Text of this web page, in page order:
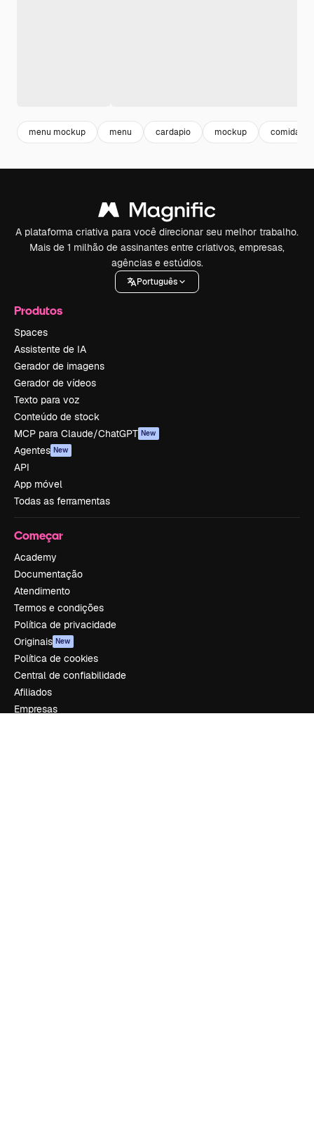
menu mockup menu cardapio mockup comida
A plataforma criativa para você direcionar seu melhor trabalho.
Mais de 1 milhão de assinantes entre criativos, empresas,
agências e estúdios.
Português
Produtos
Spaces
Assistente de IA
Gerador de imagens
Gerador de vídeos
Texto para voz
Conteúdo de stock
MCP para Claude/ChatGPT New
Agentes New
API
App móvel
Todas as ferramentas
Começar
Academy
Documentação
Atendimento
Termos e condições
Política de privacidade
Originais New
Política de cookies
Central de confiabilidade
Afiliados
Empresas